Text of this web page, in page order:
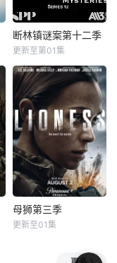
（Cooper Turner
饰）的生母凯特
（Charlotte Ril断林镇谜案第十二季
克里斯蒂娜·谢尔班·扬达
新西兰电视剧《Br
okenwood Myster
ie》第12季将于4
月6日在Acorn TV
首播。第六季的后
续剧集将于周一至
5月11日上映。随
着布罗肯伍德的谋
杀率持续上升，奇
怪的阴谋和致命的
断林镇谜案第十二季
更新至第01集
母狮第三季
母狮第三季
更新至01集